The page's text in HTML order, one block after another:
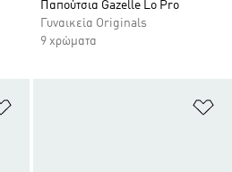
Παπούτσια Gazelle Lo Pro
Γυναικεία Originals
9 χρώματα
Προσθήκη στη Λίστα Επιθυμιών